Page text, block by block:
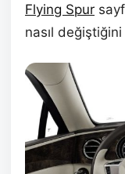
Flying Spur
nasıl